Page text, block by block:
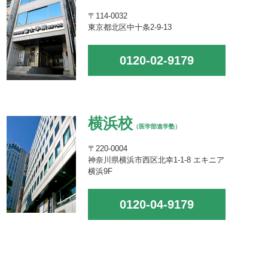
〒114-0032
東京都北区中十条2-9-13
0120-02-9179
横浜校 （医学部進学塾）
〒220-0004
神奈川県横浜市西区北幸1-1-8 エキニア
横浜9F
0120-04-9179